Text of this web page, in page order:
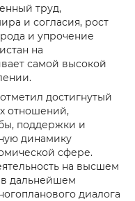
труд,
и согласия, рост
и упрочение
на
самой высокой
достигнутый
отношений,
поддержки и
динамику
сфере.
на высшем
в дальнейшем
диалога